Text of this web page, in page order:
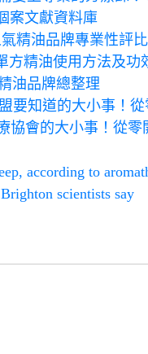
案文獻資料庫
精油品牌專業性評
方精油使用方法及功
油品牌總整理
要知道的大小事！
協會的大小事！從零
according to
scientists say